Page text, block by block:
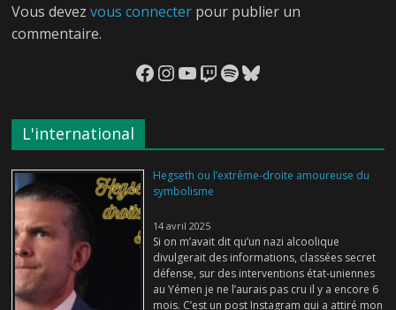
Vous devezvous connecter pour publier un
commentaire.
Facebook
Instagram
YouTube
Twitch
Spotify
Bluesky
L'international
Hegseth ou l’extrême-droite amoureuse du
symbolisme
14 avril 2025
Si on m’avait dit qu’un nazi alcoolique
divulgerait des informations, classées secret
défense, sur des interventions état-uniennes
au Yémen je ne l’aurais pas cru il y a encore 6
mois. C’est un post Instagram qui a attiré mon